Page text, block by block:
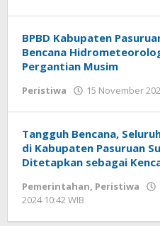
BPBD Kabupaten
Bencana
Pergantian Musim
Peristiwa 15 November
Tangguh Bencana,
di Kabupaten Pasuruan
Ditetapkan sebagai
Pemerintahan, Peristiwa
2024 10:42 WIB